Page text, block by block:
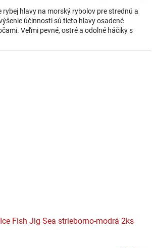
rybej hlavy na morský rybolov pre strednú a
účinnosti sú tieto hlavy osadené
Veľmi pevné, ostré a odolné háčiky s
Fish Jig Sea strieborno-modrá 2ks